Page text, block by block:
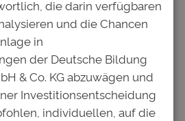
Kommentar
die darin verfügbaren
und die Chancen
in
der Deutsche Bildung
& Co. KG abzuwägen und
Investitionsentscheidung
individuellen, auf die